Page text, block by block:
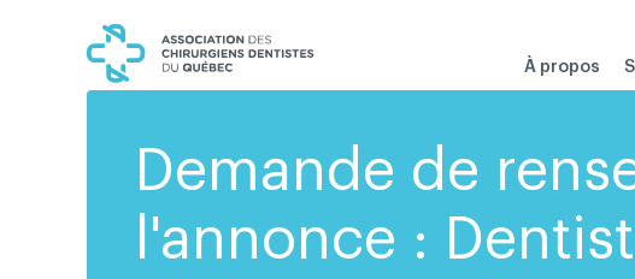
À propos
Demande de
l'annonce :